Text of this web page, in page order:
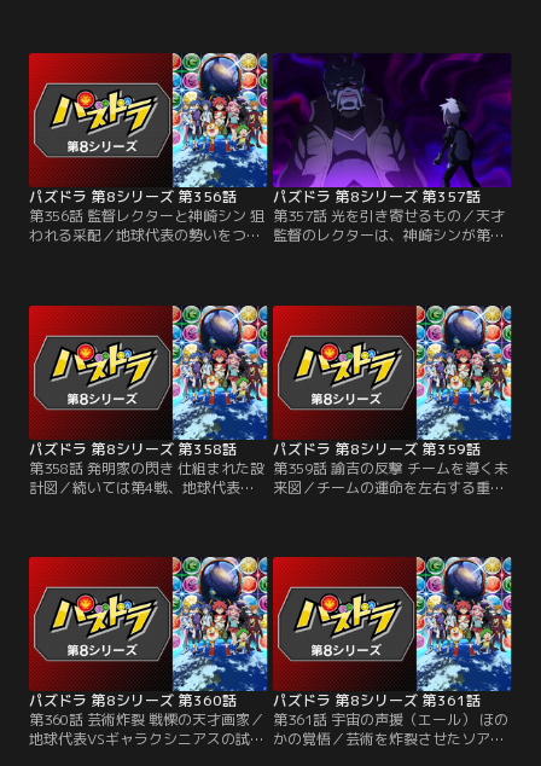
れっ子の天才小説家・ピッツで、締
切前の原稿に追われていたのだっ
た。だがバトルが始まると、ピッツ
は独自の物語を紡いで龍二を引き込
もうとする！
い、自分のパズドラに集中する。盤
面が応えてくれることを信じて誠実
に向き合う龍二を見て、ふとピッツ
はかつての自分を思い出す。
パズドラ 第8シリーズ 第356話
第356話 監督レクターと神崎シン 狙
われる采配／地球代表の勢いをつけ
や、ほとんど試合に出ることのない
監督レクターがステージに上がって
くる。予想が外れたことを疑問に思
うさくらだが、シンはいつも通りに
試合を始めて……。
パズドラ 第8シリーズ 第357話
第357話 光を引き寄せるもの／天才
監督のレクターは、神崎シンが第3
通用しないかに見えたが、レクター
の「神書の管理者・メタトロン」の
高い防御力は簡単に崩せない。つい
に試合はターン8までもつれ込む！
パズドラ 第8シリーズ 第358話
第358話 発明家の閃き 仕組まれた設
計図／続いては第4戦、地球代表の
ジーナは、宇宙船トクザワのエンジ
ンの設計者でもあった。バトルが始
まると、ネジーナはいきなりスキル
選択に悩み始める。マイペースな態
度に困惑する諭吉だが……。
パズドラ 第8シリーズ 第359話
第359話 諭吉の反撃 チームを導く未
来図／チームの運命を左右する重要
諭吉は少しずつ追い詰められてい
く。まるでバトルの流れを掌握する
ようなネジーナのパズドラ。苦しい
試合の中で、諭吉の考える勝利の可
能性とは！？
パズドラ 第8シリーズ 第360話
第360話 芸術炸裂 戦慄の天才画家／
地球代表VSギャラクシニアスの試合
パズドラ 第8シリーズ 第361話
第361話 宇宙の声援（エール） ほの
かの覚悟／芸術を炸裂させたソアラ